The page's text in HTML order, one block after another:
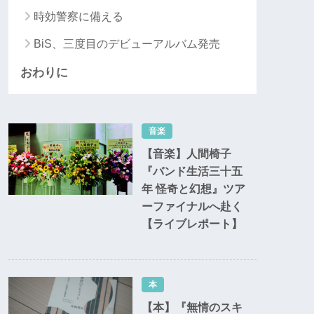
時効警察に備える
BiS、三度目のデビューアルバム発売
おわりに
【音楽】人間椅子
『バンド生活三十五
年 怪奇と幻想』ツア
ーファイナルへ赴く
【ライブレポート】
音楽
【本】『無情のスキ
本